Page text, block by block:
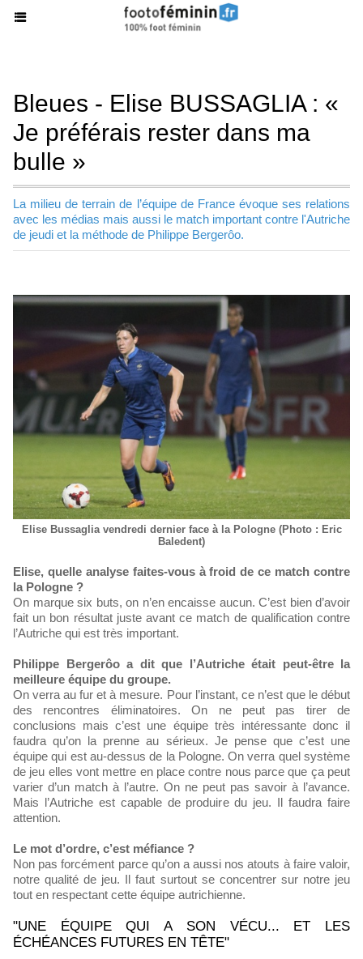
Bleues - Elise BUSSAGLIA : «
Je préférais rester dans ma
bulle »
La milieu de terrain de l’équipe de France évoque ses relations
avec les médias mais aussi le match important contre l'Autriche
de jeudi et la méthode de Philippe Bergerôo.
Elise Bussaglia vendredi dernier face à la Pologne (Photo : Eric
Baledent)
Elise, quelle analyse faites-vous à froid de ce match contre
la Pologne ?
On marque six buts, on n’en encaisse aucun. C’est bien d’avoir
fait un bon résultat juste avant ce match de qualification contre
l’Autriche qui est très important.
Philippe Bergerôo a dit que l’Autriche était peut-être la
meilleure équipe du groupe.
On verra au fur et à mesure. Pour l’instant, ce n’est que le début
des rencontres éliminatoires. On ne peut pas tirer de
conclusions mais c’est une équipe très intéressante donc il
faudra qu’on la prenne au sérieux. Je pense que c’est une
équipe qui est au-dessus de la Pologne. On verra quel système
de jeu elles vont mettre en place contre nous parce que ça peut
varier d’un match à l’autre. On ne peut pas savoir à l’avance.
Mais l’Autriche est capable de produire du jeu. Il faudra faire
attention.
Le mot d’ordre, c’est méfiance ?
Non pas forcément parce qu’on a aussi nos atouts à faire valoir,
notre qualité de jeu. Il faut surtout se concentrer sur notre jeu
tout en respectant cette équipe autrichienne.
"UNE ÉQUIPE QUI A SON VÉCU... ET LES
ÉCHÉANCES FUTURES EN TÊTE"